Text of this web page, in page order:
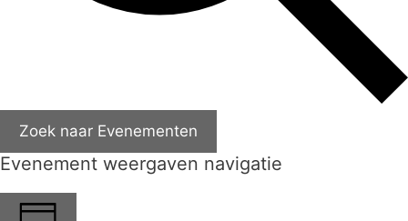
Zoek naar Evenementen
Evenement weergaven navigatie